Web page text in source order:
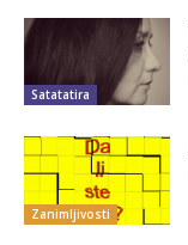
Satatatira
Zanimljivosti